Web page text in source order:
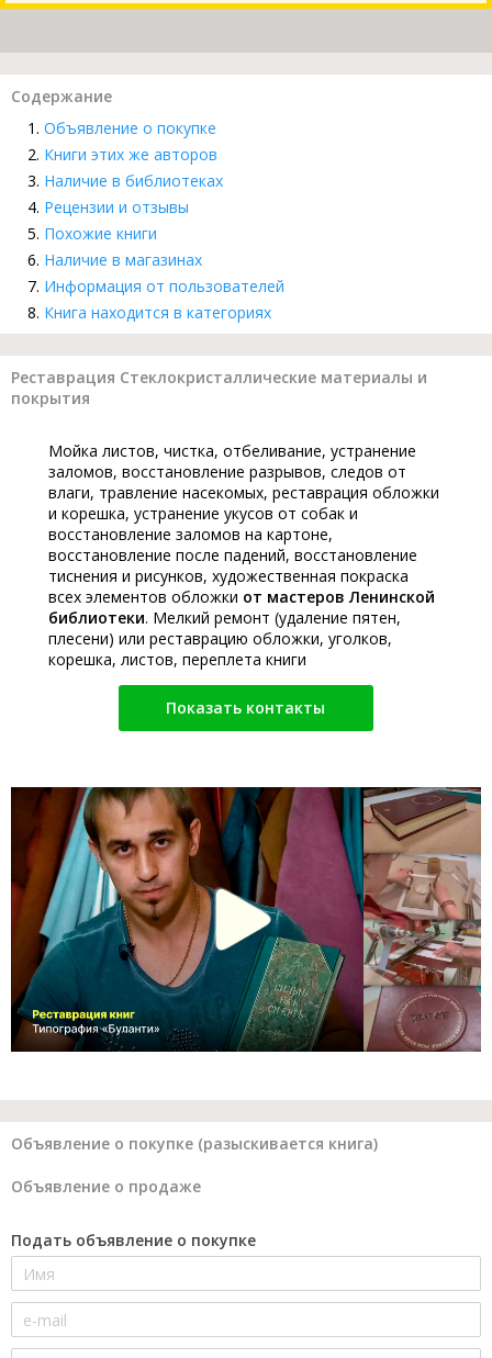
Содержание
Объявление о покупке
Книги этих же авторов
Наличие в библиотеках
Рецензии и отзывы
Похожие книги
Наличие в магазинах
Информация от пользователей
Книга находится в категориях
Реставрация Стеклокристаллические материалы и
покрытия
Мойка листов, чистка, отбеливание, устранение
заломов, восстановление разрывов, следов от
влаги, травление насекомых, реставрация обложки
и корешка, устранение укусов от собак и
восстановление заломов на картоне,
восстановление после падений, восстановление
тиснения и рисунков, художественная покраска
всех элементов обложки от мастеров Ленинской
библиотеки. Мелкий ремонт (удаление пятен,
плесени) или реставрацию обложки, уголков,
корешка, листов, переплета книги
Показать контакты
Объявление о покупке (разыскивается книга)
Объявление о продаже
Подать объявление о покупке